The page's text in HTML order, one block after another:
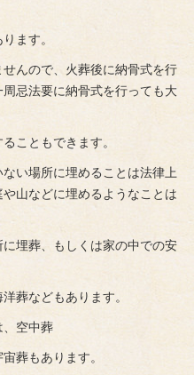
ます。
んので、火葬後に納骨式を行
忌法要に納骨式を行っても大
こともできます。
い場所に埋めることは法律上
山などに埋めるようなことは
埋葬、もしくは家の中での安
葬などもあります。
、空中葬
葬もあります。